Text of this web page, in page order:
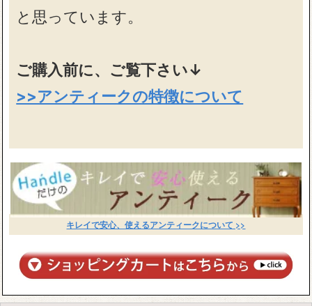
と思っています。
ご購入前に、ご覧下さい↓
>>アンティークの特徴について
キレイで安心、使えるアンティークについて >>